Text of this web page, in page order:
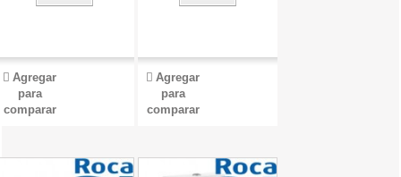
Agregar
para
comparar
Agregar
para
comparar